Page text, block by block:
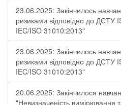
23.06.2025: Закінчилось
ризиками відповідно до
IEC/ISO 31010:2013"
23.06.2025: Закінчилось
ризиками відповідно до
IEC/ISO 31010:2013"
20.06.2025: Закінчилося
"Невизначеність вимірювання